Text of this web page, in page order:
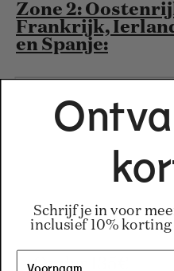
Zone 2:
Frankrijk,
en Spanje:
Onder 135€
Schrijf je in voor
inclusief 10%